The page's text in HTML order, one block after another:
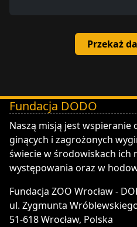
Przekaż
Fundacja DODO
DODO - Fundacja ZOO
Naszą misją jest
ginących i zagrożonych
świecie w środowiskach ich
występowania oraz w
Fundacja ZOO Wrocław -
ul. Zygmunta
51-618 Wrocław, Polska